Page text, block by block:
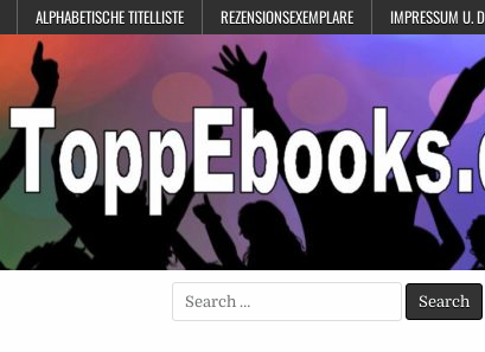
ALPHABETISCHE TITELLISTE REZENSIONSEXEMPLARE IMPRESSUM U.
Search
for: